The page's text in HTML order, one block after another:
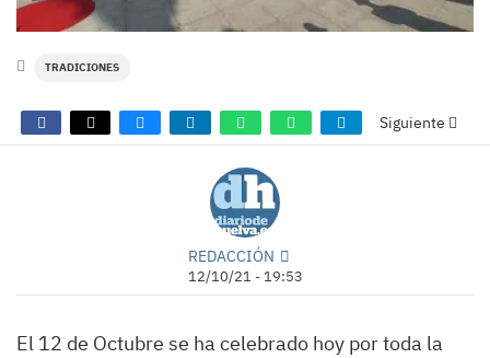
TRADICIONES
Siguiente
REDACCIÓN
12/10/21 - 19:53
El 12 de Octubre se ha celebrado hoy por toda la